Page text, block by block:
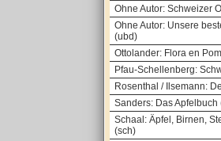
Ohne Autor: Schweizer
Ohne Autor: Unsere
(ubd)
Ottolander: Flora en
Pfau-Schellenberg:
Rosenthal / Ilsemann:
Sanders: Das Apfelbuch
Schaal: Äpfel, Birnen,
(sch)